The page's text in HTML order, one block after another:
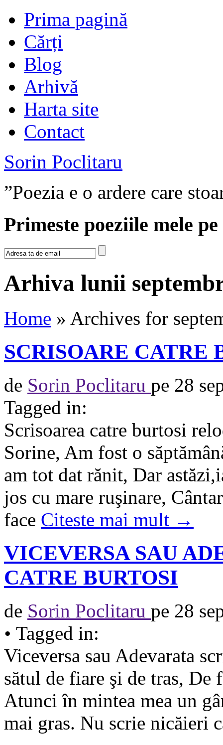
Prima pagină
Cărți
Blog
Arhivă
Harta site
Contact
Sorin Poclitaru
”Poezia e o ardere care
Primeste poeziile mele
Arhiva lunii
Home » Archives for
SCRISOARE CATRE
de Sorin Poclitaru pe 28
Tagged in:
Scrisoarea catre burtosi
Sorine, Am fost o
am tot dat rănit, Dar
jos cu mare ruşinare,
face Citeste mai mult →
VICEVERSA SAU
CATRE BURTOSI
de Sorin Poclitaru pe 28
• Tagged in:
Viceversa sau Adevarata
sătul de fiare şi de tras, De
Atunci în mintea mea un
mai gras. Nu scrie nicăieri